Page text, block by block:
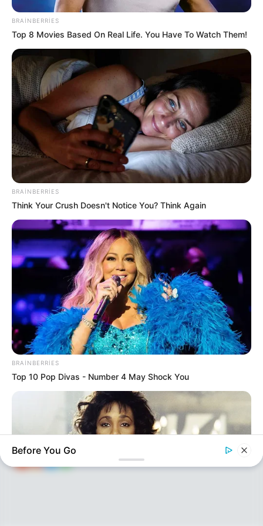
15:38 / 10 Fevral 2026 ŞİKAYƏTLƏR
Vərəmli əsgər söhbəti bitməmiş bu dəfə əli
silah tutmayan gənci hərbiyə aparırlar —
Qurumlar arasında ZİDDİYƏT
9919 55 2
1 2 3 4 5 6 ... 24 25
KEÇİDLƏR
Ana səhifə
HAQQIMIZDA
ƏLAQƏ
E-mail: oxucomsayti @gmail.com
BRAINBERRIES
Top 8 Movies Based On Real Life. You Have To Watch Them!
BRAINBERRIES
Think Your Crush Doesn't Notice You? Think Again
BRAINBERRIES
Top 10 Pop Divas - Number 4 May Shock You
Before You Go